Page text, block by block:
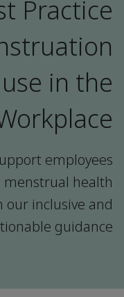
Practice
in the
employees
health
inclusive and
guidance.